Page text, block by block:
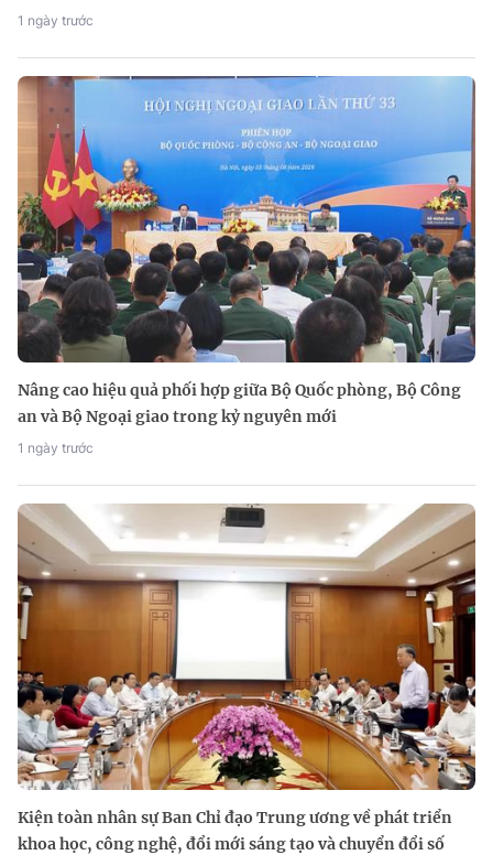
1 ngày trước
Nâng cao hiệu quả phối hợp giữa Bộ Quốc phòng, Bộ Công
an và Bộ Ngoại giao trong kỷ nguyên mới
1 ngày trước
Kiện toàn nhân sự Ban Chỉ đạo Trung ương về phát triển
khoa học, công nghệ, đổi mới sáng tạo và chuyển đổi số